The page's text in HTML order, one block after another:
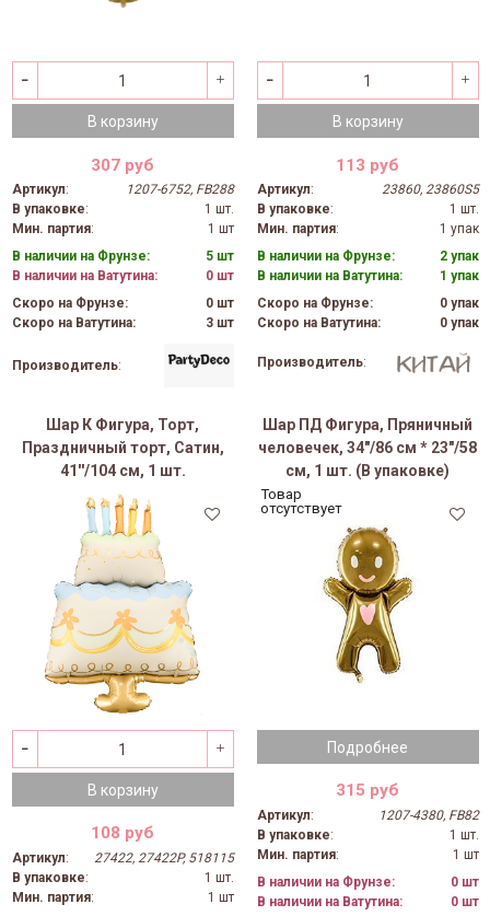
В корзину
307 руб
Артикул:
1207-6752, FB288
В упаковке:
1 шт.
Мин. партия:
1 шт
В наличии на Фрунзе:
5 шт
В наличии на Ватутина:
0 шт
Скоро на Фрунзе:
0 шт
Скоро на Ватутина:
3 шт
Производитель:
В корзину
113 руб
Артикул:
23860, 23860S5
В упаковке:
1 шт.
Мин. партия:
1 упак
В наличии на Фрунзе:
2 упак
В наличии на Ватутина:
1 упак
Скоро на Фрунзе:
0 упак
Скоро на Ватутина:
0 упак
Производитель:
Шар К Фигура, Торт,
Праздничный торт, Сатин,
41''/104 см, 1 шт.
В корзину
108 руб
Артикул:
27422, 27422P, 518115
В упаковке:
1 шт.
Мин. партия:
1 шт
Шар ПД Фигура, Пряничный
человечек, 34"/86 см * 23"/58
см, 1 шт. (В упаковке)
Подробнее
Товар
отсутствует
315 руб
Артикул:
1207-4380, FB82
В упаковке:
1 шт.
Мин. партия:
1 шт
В наличии на Фрунзе:
0 шт
В наличии на Ватутина:
0 шт